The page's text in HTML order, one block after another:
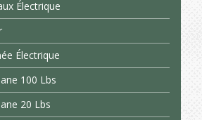
Électrique
Électrique
100 Lbs
20 Lbs